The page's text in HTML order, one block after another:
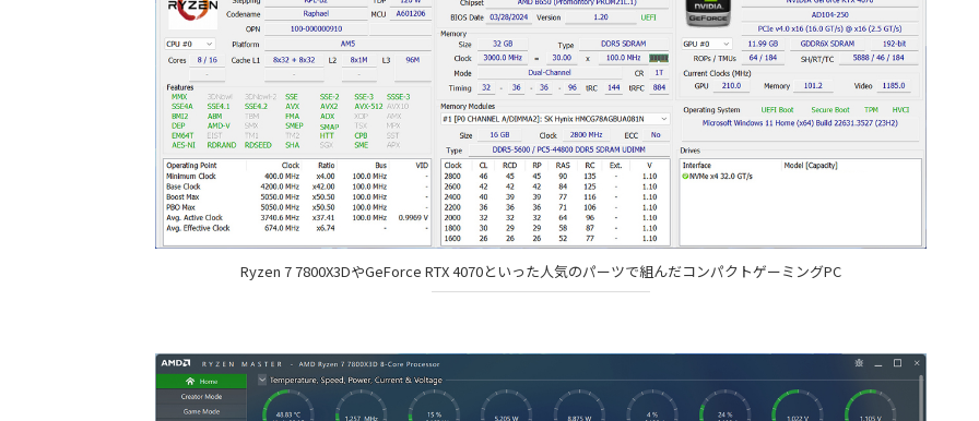
Ryzen 7 7800X3DやGeForce RTX 4070といった人気のパーツで組んだコンパクトゲーミングPC